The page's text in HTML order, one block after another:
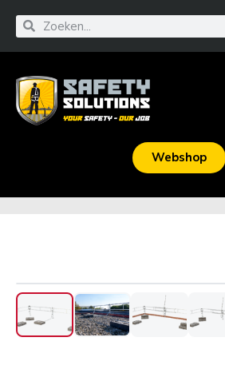
Webshop
‹